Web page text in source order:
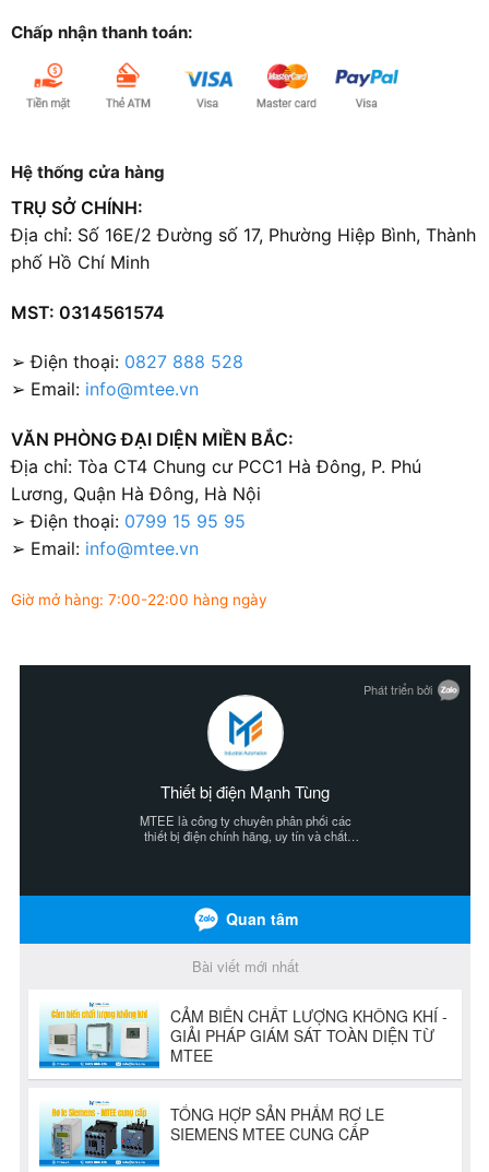
Chấp nhận thanh toán:
Hệ thống cửa hàng
TRỤ SỞ CHÍNH:
Địa chỉ: Số 16E/2 Đường số 17, Phường Hiệp Bình, Thành
phố Hồ Chí Minh
MST: 0314561574
➢ Điện thoại: 0827 888 528
➢ Email: info@mtee.vn
VĂN PHÒNG ĐẠI DIỆN MIỀN BẮC:
Địa chỉ: Tòa CT4 Chung cư PCC1 Hà Đông, P. Phú
Lương, Quận Hà Đông, Hà Nội
➢ Điện thoại: 0799 15 95 95
➢ Email: info@mtee.vn
Giờ mở hàng: 7:00-22:00 hàng ngày